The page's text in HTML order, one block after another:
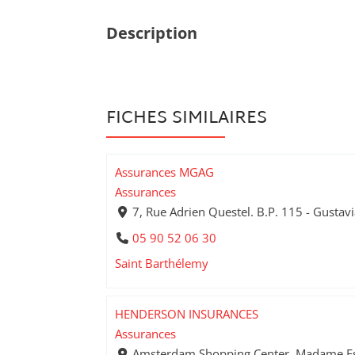
Description
FICHES SIMILAIRES
Assurances MGAG
Assurances
7, Rue Adrien Questel. B.P. 115 -
05 90 52 06 30
Saint Barthélemy
HENDERSON INSURANCES
Assurances